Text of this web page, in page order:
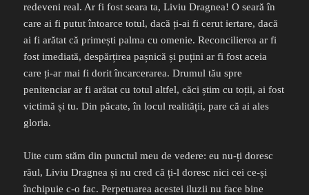
redeveni real. Ar fi fost seara ta, Liviu Dragnea! O seară în
care ai fi putut întoarce totul, dacă ți-ai fi cerut iertare, dacă
ai fi arătat că primești palma cu omenie. Reconcilierea ar fi
fost imediată, despărțirea pașnică și puțini ar fi fost aceia
care ți-ar mai fi dorit încarcerarea. Drumul tău spre
penitenciar ar fi arătat cu totul altfel, căci știm cu toții, ai fost
victimă și tu. Din păcate, în locul realității, pare că ai ales
gloria.
Uite cum stăm din punctul meu de vedere: eu nu-ți doresc
răul, Liviu Dragnea și nu cred că ți-l doresc nici cei ce-și
închipuie c-o fac. Perpetuarea acestei iluzii nu face bine